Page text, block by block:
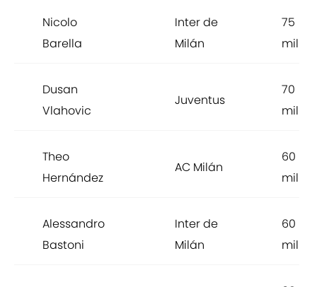
Nicolo
Barella
Inter de
Milán
75
Dusan
Vlahovic
Juventus
70
Theo
Hernández
AC Milán
60
Alessandro
Bastoni
Inter de
Milán
60